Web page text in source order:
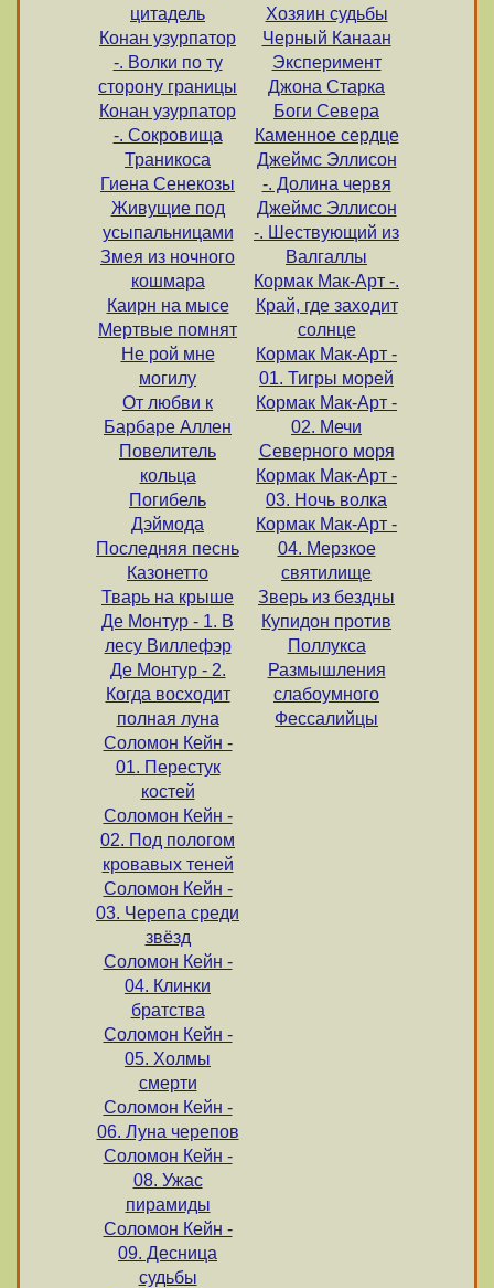
цитадель
Конан узурпатор
-. Волки по ту
сторону границы
Конан узурпатор
-. Сокровища
Траникоса
Гиена Сенекозы
Живущие под
усыпальницами
Змея из ночного
кошмара
Каирн на мысе
Мертвые помнят
Не рой мне
могилу
От любви к
Барбаре Аллен
Повелитель
кольца
Погибель
Дэймода
Последняя песнь
Казонетто
Тварь на крыше
Де Монтур - 1. В
лесу Виллефэр
Де Монтур - 2.
Когда восходит
полная луна
Соломон Кейн -
01. Перестук
костей
Соломон Кейн -
02. Под пологом
кровавых теней
Соломон Кейн -
03. Черепа среди
звёзд
Соломон Кейн -
04. Клинки
братства
Соломон Кейн -
05. Холмы
смерти
Соломон Кейн -
06. Луна черепов
Соломон Кейн -
08. Ужас
пирамиды
Соломон Кейн -
09. Десница
судьбы
Хозяин судьбы
Черный Канаан
Эксперимент
Джона Старка
Боги Севера
Каменное сердце
Джеймс Эллисон
-. Долина червя
Джеймс Эллисон
-. Шествующий из
Валгаллы
Кормак Мак-Арт -.
Край, где заходит
солнце
Кормак Мак-Арт -
01. Тигры морей
Кормак Мак-Арт -
02. Мечи
Северного моря
Кормак Мак-Арт -
03. Ночь волка
Кормак Мак-Арт -
04. Мерзкое
святилище
Зверь из бездны
Купидон против
Поллукса
Размышления
слабоумного
Фессалийцы